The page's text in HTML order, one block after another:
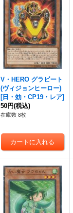
V・HERO グラビート
(ヴィジョンヒーロー)
[日・効・CP19・レア]
50円(税込)
在庫数 8枚